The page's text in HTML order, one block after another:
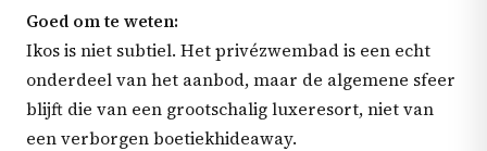
Goed om te weten:
Ikos is niet subtiel. Het privézwembad is een echt
onderdeel van het aanbod, maar de algemene sfeer
blijft die van een grootschalig luxeresort, niet van
een verborgen boetiekhideaway.